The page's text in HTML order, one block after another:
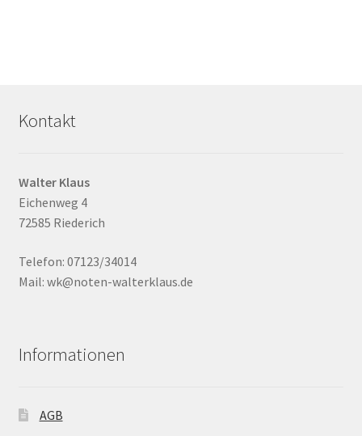
Kontakt
Walter Klaus
Eichenweg 4
72585 Riederich
Telefon: 07123/34014
Mail: wk@noten-walterklaus.de
Informationen
AGB